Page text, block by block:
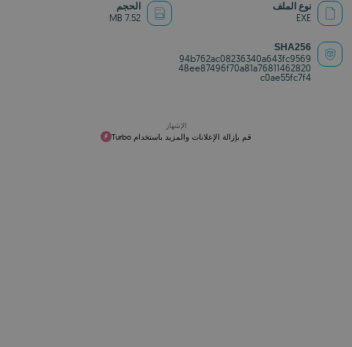
نوع الملف
EXE
الحجم
7.52 MB
SHA256
94b762ac08236340a643fc9569
48ee87496f70a81a76811462820
c0ae55fc7f4
الإشهار
قم بإزالة الإعلانات والمزيد باستخدام Turbo